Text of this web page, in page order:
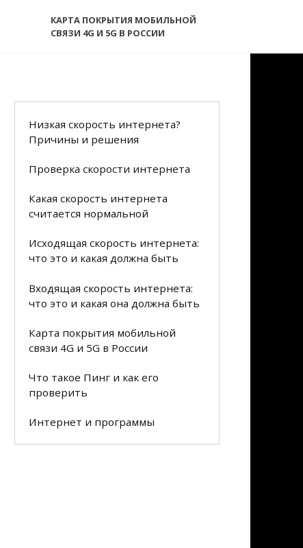
КАРТА ПОКРЫТИЯ МОБИЛЬНОЙ
СВЯЗИ 4G И 5G В РОССИИ
Низкая скорость интернета?
Причины и решения
Проверка скорости интернета
Какая скорость интернета
считается нормальной
Исходящая скорость интернета:
что это и какая должна быть
Входящая скорость интернета:
что это и какая она должна быть
Карта покрытия мобильной
связи 4G и 5G в России
Что такое Пинг и как его
проверить
Интернет и программы